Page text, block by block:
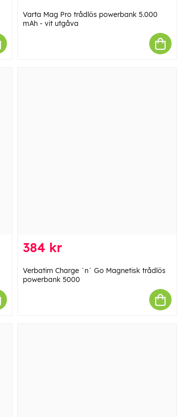
Varta Mag Pro trådlös powerbank 5.000
mAh - vit utgåva
384 kr
Verbatim Charge ´n´ Go Magnetisk trådlös
powerbank 5000